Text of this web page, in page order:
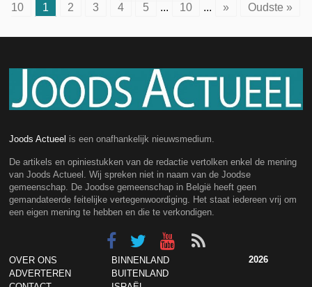
10
1 2 3 4 5 ... 10 ... » Oudste »
Joods Actueel is een onafhankelijk nieuwsmedium.
De artikels en opiniestukken van de redactie vertolken enkel de mening
van Joods Actueel. Wij spreken niet in naam van de Joodse
gemeenschap. De Joodse gemeenschap in België heeft geen
gemandateerde feitelijke vertegenwoordiging. Het staat iedereen vrij om
een eigen mening te hebben en die te verkondigen.
OVER ONS
ADVERTEREN
BINNENLAND
BUITENLAND
2026